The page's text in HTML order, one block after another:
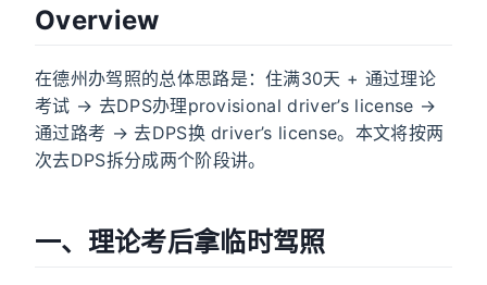
Overview
在德州办驾照的总体思路是：住满30天 + 通过理论
考试 → 去DPS办理provisional driver’s license →
通过路考 → 去DPS换 driver’s license。本文将按两
次去DPS拆分成两个阶段讲。
一、理论考后拿临时驾照